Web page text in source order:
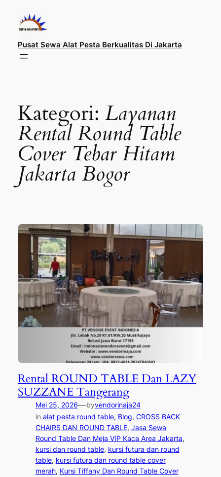
konten
Pusat Sewa Alat Pesta Berkualitas Di Jakarta
Kategori: Layanan
Rental Round Table
Cover Tebar Hitam
Jakarta Bogor
Rental ROUND TABLE Dan LAZY
SUZZANE Tangerang
Mei 25, 2026—byvendorinaja24
in alat pesta round table, Blog, CROSS BACK
CHAIRS DAN ROUND TABLE, Jasa Sewa
Round Table Dan Meja VIP Kaca Area Jakarta
kursi dan round table, kursi futura dan round
table, kursi futura dan round table cover
merah, Kursi Tiffany Dan Round Table Cover